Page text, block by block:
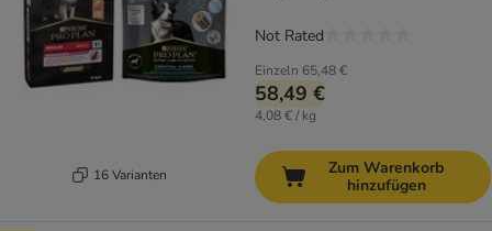
16 Varianten
Einzeln 65,48 €
58,49 €
4,08 € / kg
Not Rated
Zum Warenkorb
hinzufügen